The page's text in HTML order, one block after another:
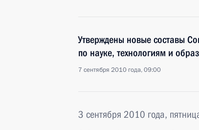
Утверждены новые составы
по науке, технологиям и
7 сентября 2010 года, 09:00
3 сентября 2010 года,